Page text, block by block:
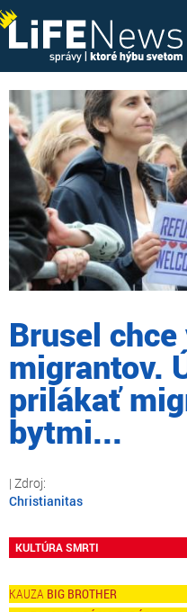
Brusel
migrantov.
prilákať
bytmi...
Christianitas
KULTÚRA SMRTI
BIG BROTHER